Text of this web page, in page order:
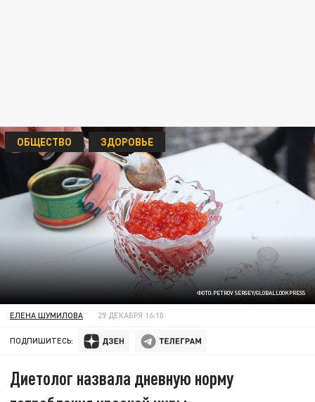
ФОТО:PETROV SERGEY/GLOBALLOOKPRESS
ОБЩЕСТВО ЗДОРОВЬЕ
ЕЛЕНА ШУМИЛОВА 29 ДЕКАБРЯ 16:10
ПОДПИШИТЕСЬ:
Диетолог назвала дневную норму